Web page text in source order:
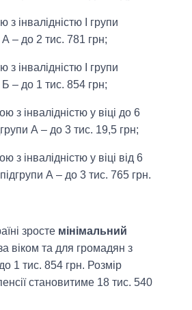
з інвалідністю І групи
А – до 2 тис. 781 грн;
з інвалідністю І групи
Б – до 1 тис. 854 грн;
з інвалідністю у віці до 6
А – до 3 тис. 19,5 грн;
з інвалідністю у віці від 6
А – до 3 тис. 765 грн.
зросте мінімальний
віком та для громадян з
1 тис. 854 грн. Розмір
становитиме 18 тис. 540